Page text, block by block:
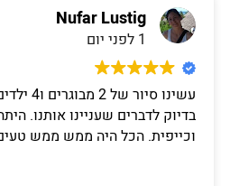
Nufar Lustig
1 לפני יום
עשינו
בדיוק לדברים שעניינו אותנו.
וכייפית. הכל היה ממש ממש